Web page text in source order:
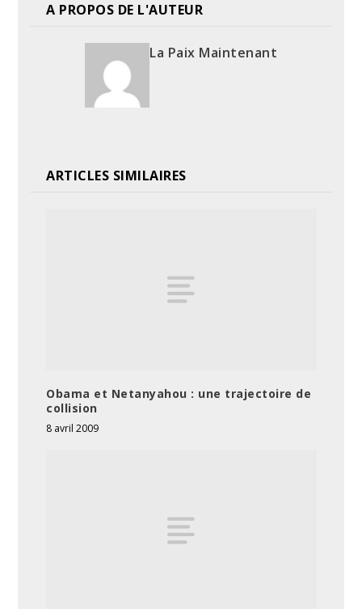
A PROPOS DE L'AUTEUR
La Paix Maintenant
ARTICLES SIMILAIRES
Obama et Netanyahou : une trajectoire de
collision
8 avril 2009